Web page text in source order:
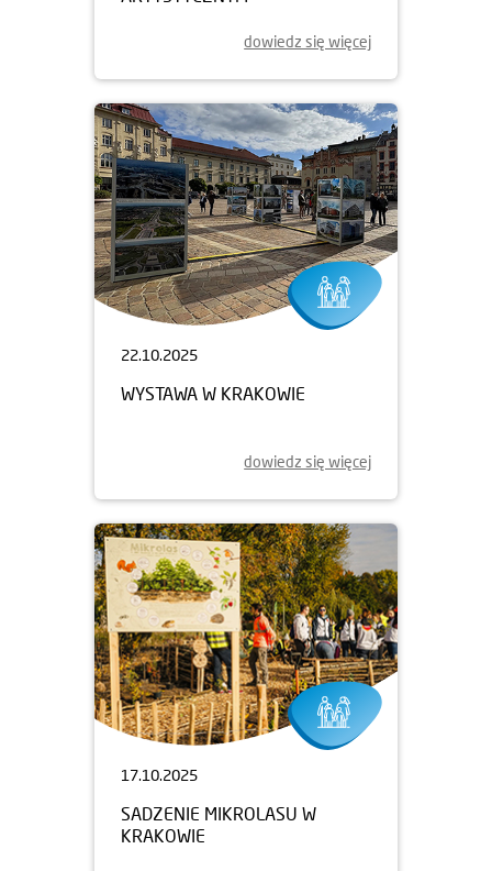
dowiedz się więcej
22.10.2025
WYSTAWA W KRAKOWIE
dowiedz się więcej
17.10.2025
SADZENIE MIKROLASU W
KRAKOWIE